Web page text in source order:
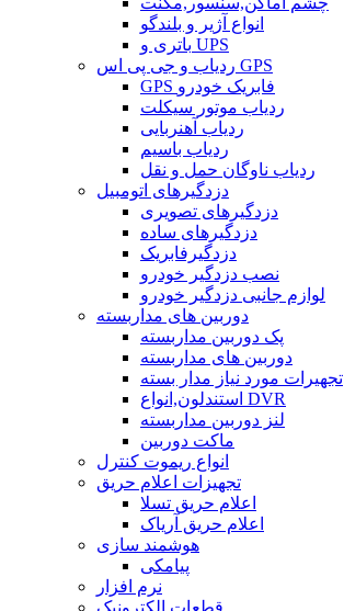
انواع آژیر و بلندگو
باتری و UPS
ردیاب و جی پی اس GPS
GPS فابریک خودرو
ردیاب موتور سیکلت
ردیاب آهنربایی
ردیاب باسیم
ردیاب ناوگان حمل و نقل
دزدگیرهای اتومبیل
دزدگیرهای تصویری
دزدگیرهای ساده
دزدگیرفابریک
نصب دزدگیر خودرو
لوازم جانبی دزدگیر خودرو
دوربین های مداربسته
پک دوربین مداربسته
دوربین های مداربسته
تجهیرات مورد نیاز مدار بسته
استندلون,انواع DVR
لنز دوربین مداربسته
ماکت دوربین
انواع ریموت کنترل
تجهیزات اعلام حریق
اعلام حریق تسلا
اعلام حریق آریاک
هوشمند سازی
پیامکی
نرم افزار
قطعات الکترونیک